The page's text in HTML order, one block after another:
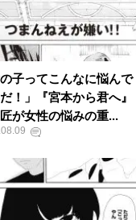
の子ってこんなに悩んで
！」『宮本から君へ』
が女性の悩みの重...